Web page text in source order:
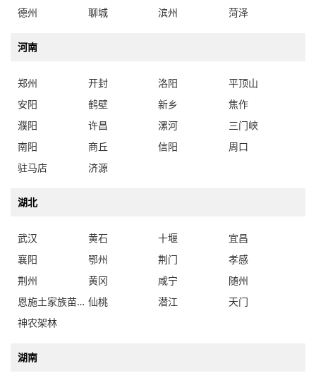
德州
聊城 滨州 菏泽
河南
郑州 开封 洛阳
平顶山
安阳
鹤壁 新乡
焦作
濮阳
许昌 漯河
三门峡
南阳
商丘 信阳
周口
驻马店
济源
湖北
武汉 黄石 十堰
宜昌
襄阳
鄂州 荆门
孝感
荆州
黄冈 咸宁
随州
恩施土家族苗族自治州 仙桃 潜江
天门
神农架林
湖南